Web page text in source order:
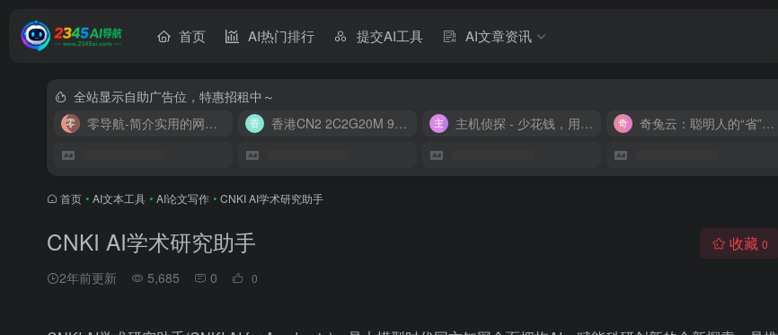
首页 AI热门排行 提交AI工具 AI文章资讯
全站显示自助广告位，特惠招租中～
零导航-简介实用的网址导航
香港CN2 2C2G20M 9.9/月 主机侦探 - 少花钱，用好云 奇兔云：聪明人的“省”钱计划！
首页 • AI文本工具 • AI论文写作 • CNKI AI学术研究助手
CNKI AI学术研究助手
2年前更新 5,685 0 0
收藏 0